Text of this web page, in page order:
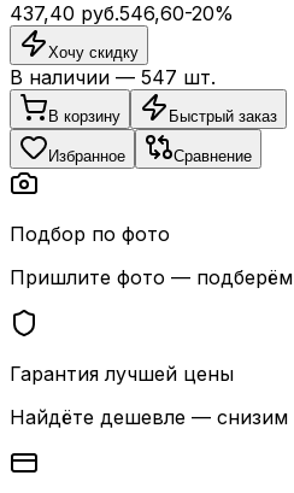
437,40 руб.546,60-20%
Хочу скидку
В наличии — 547 шт.
В корзину Быстрый заказ
Избранное Сравнение
Подбор по фото
Пришлите фото — подберём
Гарантия лучшей цены
Найдёте дешевле — снизим